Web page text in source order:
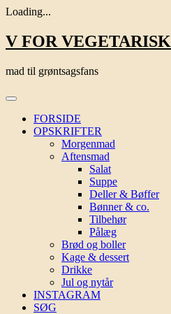
Loading...
Skip
to
V FOR VEGETARISK
mad til grøntsagsfans
FORSIDE
OPSKRIFTER
Morgenmad
Aftensmad
Salat
Suppe
Deller & Bøffer
Bønner & co.
Tilbehør
Pålæg
Brød og boller
Kage & dessert
Drikke
Jul og nytår
INSTAGRAM
SØG